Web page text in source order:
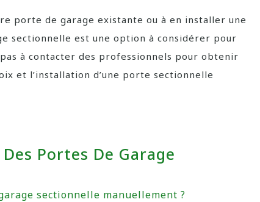
porte de garage existante ou à en installer une
sectionnelle est une option à considérer pour
à contacter des professionnels pour obtenir
et l’installation d’une porte sectionnelle
Portes De Garage
sectionnelle manuellement ?